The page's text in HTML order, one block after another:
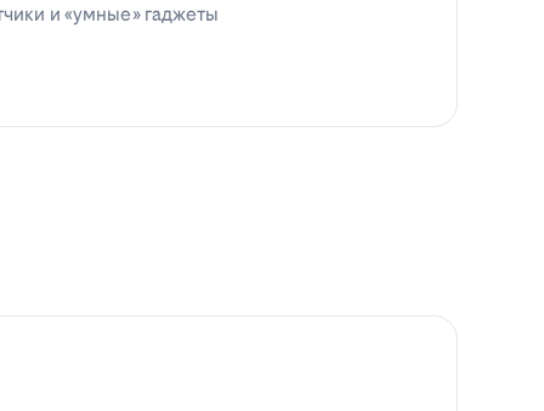
и «умные» гаджеты